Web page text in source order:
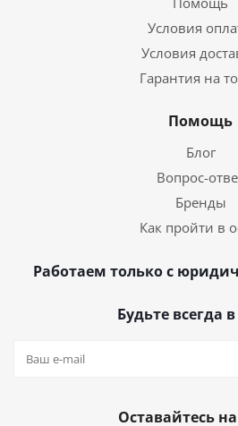
Условия
Условия
Гарантия на
Помощь
Блог
Вопрос-
Бренды
Как пройти в
Работаем только с
Будьте всегда
Оставайтесь